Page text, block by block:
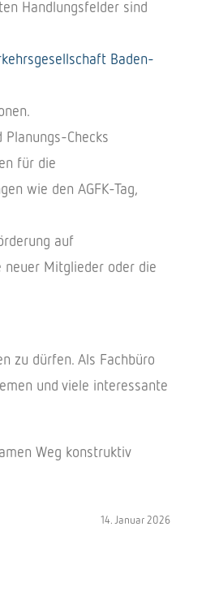
Handlungsfelder sind
Baden-
Checks
für die
wie den AGFK-Tag,
auf
neuer Mitglieder oder die
zu dürfen. Als Fachbüro
und viele interessante
Weg konstruktiv
14. Januar 2026